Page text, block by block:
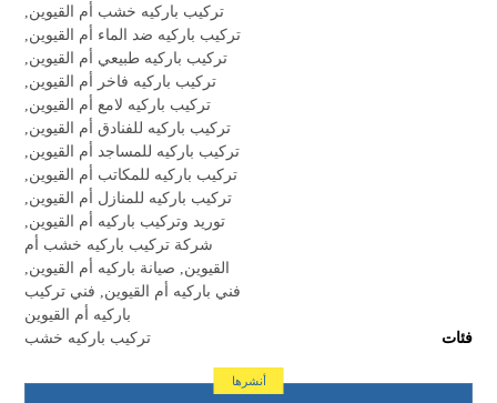
تركيب باركيه خشب أم القيوين,
تركيب باركيه ضد الماء أم القيوين,
تركيب باركيه طبيعي أم القيوين,
تركيب باركيه فاخر أم القيوين,
تركيب باركيه لامع أم القيوين,
تركيب باركيه للفنادق أم القيوين,
تركيب باركيه للمساجد أم القيوين,
تركيب باركيه للمكاتب أم القيوين,
تركيب باركيه للمنازل أم القيوين,
توريد وتركيب باركيه أم القيوين,
شركة تركيب باركيه خشب أم
القيوين, صيانة باركيه أم القيوين,
فني باركيه أم القيوين, فني تركيب
باركيه أم القيوين
فئات
تركيب باركيه خشب